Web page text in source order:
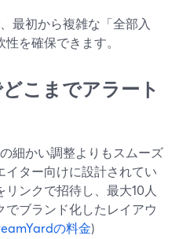
最初から複雑な「全部入
を確保できます。
こまでアラート
細かい調整よりもスムーズ
ター向けに設計されてい
ンクで招待し、最大10人
でブランド化したレイアウ
の料金)